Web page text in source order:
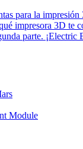
para la
impresora 3D te
parte. ¡Electric
Module